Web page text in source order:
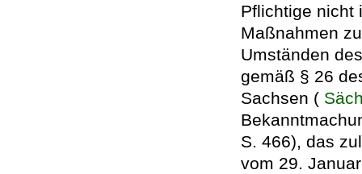
Pflichtige nicht
Maßnahmen
Umständen
gemäß § 26
Sachsen (
S. 466), das
vom 29.